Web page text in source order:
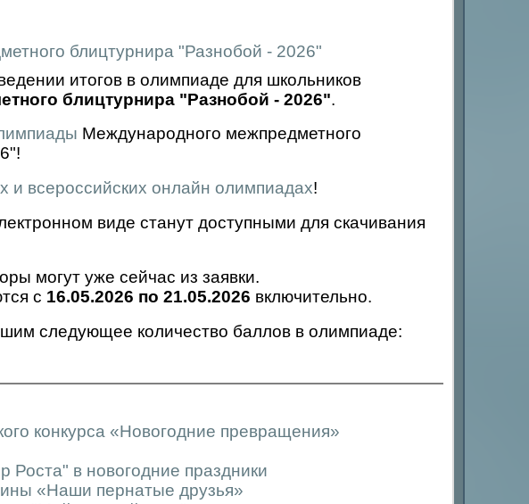
блицтурнира "Разнобой - 2026"
итогов в олимпиаде для школьников
блицтурнира "Разнобой - 2026".
Международного межпредметного
и всероссийских онлайн олимпиадах!
виде станут доступными для скачивания
могут уже сейчас из заявки.
с 16.05.2026 по 21.05.2026 включительно.
следующее количество баллов в олимпиаде:
конкурса «Новогодние превращения»
в новогодние праздники
«Наши пернатые друзья»